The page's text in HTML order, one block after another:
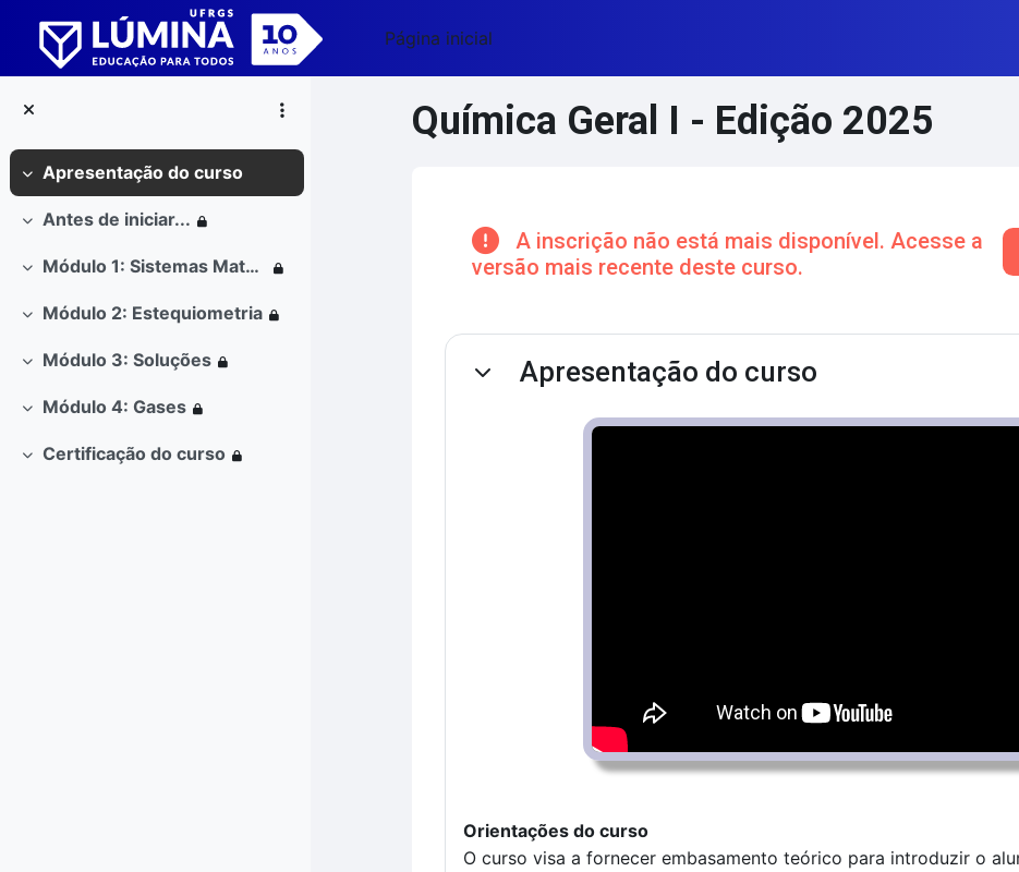
Ir para o conteúdo principal
Página inicial
Contrair
Apresentação do curso
Contrair
Antes de iniciar...
Contrair
Módulo 1: Sistemas Materiais
Contrair
Módulo 2: Estequiometria
Contrair
Módulo 3: Soluções
Contrair
Módulo 4: Gases
Contrair
Certificação do curso
Química Geral I - Edição 2025
A inscrição não está mais disponível. Acesse a
versão mais recente deste curso.
Contorno da seção
ContrairApresentação do curso
Orientações do curso
O curso visa a fornecer embasamento teórico para introduzir o